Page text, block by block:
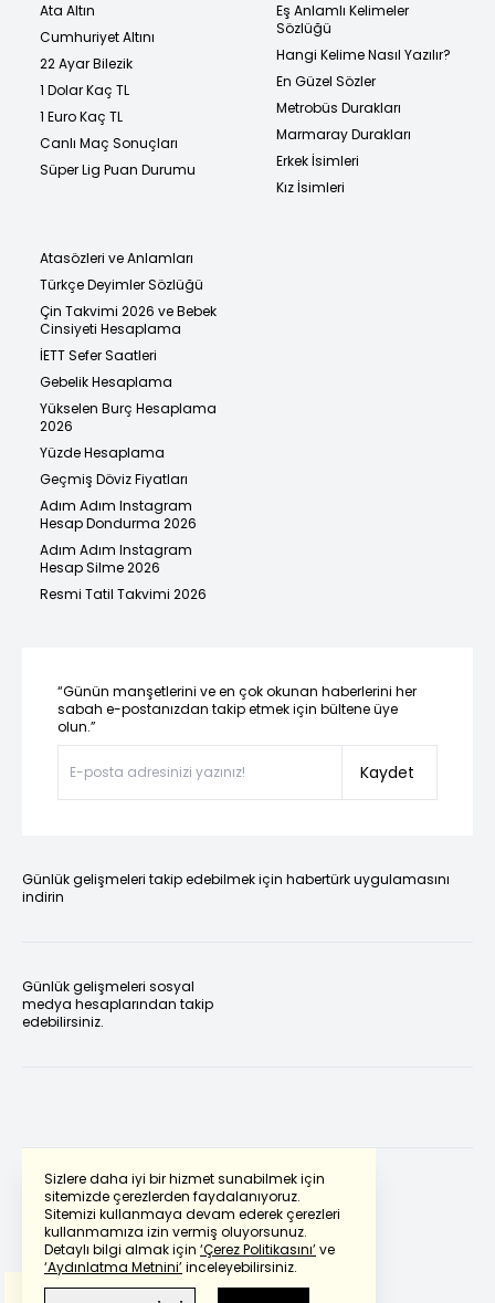
Sizlere daha iyi bir hizmet sunabilmek için
sitemizde çerezlerden faydalanıyoruz.
Sitemizi kullanmaya devam ederek çerezleri
kullanmamıza izin vermiş oluyorsunuz.
Detaylı bilgi almak için ‘Çerez Politikasını’ve
‘Aydınlatma Metnini’inceleyebilirsiniz.
Ata Altın
Cumhuriyet Altını
22 Ayar Bilezik
1 Dolar Kaç TL
1 Euro Kaç TL
Canlı Maç Sonuçları
Süper Lig Puan Durumu
Eş Anlamlı Kelimeler
Sözlüğü
Hangi Kelime Nasıl Yazılır?
En Güzel Sözler
Metrobüs Durakları
Marmaray Durakları
Erkek İsimleri
Kız İsimleri
Atasözleri ve Anlamları
Türkçe Deyimler Sözlüğü
Çin Takvimi 2026 ve Bebek
Cinsiyeti Hesaplama
İETT Sefer Saatleri
Gebelik Hesaplama
Yükselen Burç Hesaplama
2026
Yüzde Hesaplama
Geçmiş Döviz Fiyatları
Adım Adım Instagram
Hesap Dondurma 2026
Adım Adım Instagram
Hesap Silme 2026
Resmi Tatil Takvimi 2026
“Günün manşetlerini ve en çok okunan haberlerini her
sabah e-postanızdan takip etmek için bültene üye
olun.”
Kaydet
Günlük gelişmeleri takip edebilmek için habertürk uygulamasını
indirin
Günlük gelişmeleri sosyal
medya hesaplarından takip
edebilirsiniz.
Powered by Translate
Bu çevirideGoogle Transletekullanılmıştır.